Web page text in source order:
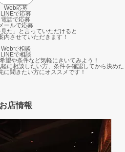
Web応募
LINEで応募
電話で応募
ールで応募
見た」と言っていただけると
内させていただきます！
Webで相談
LINEで相談
望や条件など気軽にきいてみよう！
に相談したい方、条件を確認してから決めた
に聞きたい方にオススメです！
お店情報